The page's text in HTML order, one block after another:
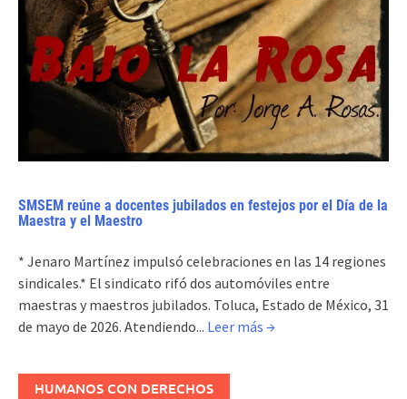
SMSEM reúne a docentes jubilados en festejos por el Día de la
Maestra y el Maestro
* Jenaro Martínez impulsó celebraciones en las 14 regiones
sindicales.* El sindicato rifó dos automóviles entre
maestras y maestros jubilados. Toluca, Estado de México, 31
de mayo de 2026. Atendiendo... Leer más →
HUMANOS CON DERECHOS